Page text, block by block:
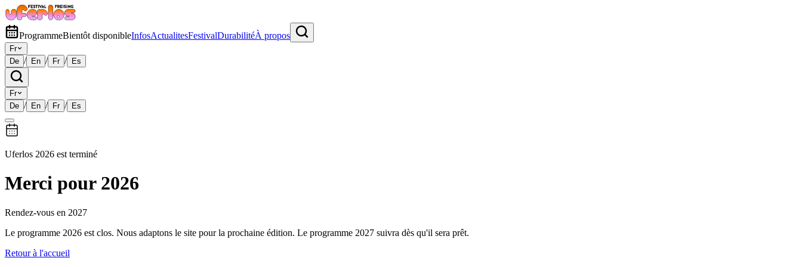
ProgrammeBientôt disponibleInfosActualitesFestivalDurabilitéÀ propos
Fr
De / En / Fr / Es
Fr
De / En / Fr / Es
Uferlos 2026 est terminé
Merci pour 2026
Rendez-vous en 2027
Le programme 2026 est clos. Nous adaptons le site pour la prochaine édition. Le programme 2027 suivra dès qu'il sera prêt.
Retour à l'accueil